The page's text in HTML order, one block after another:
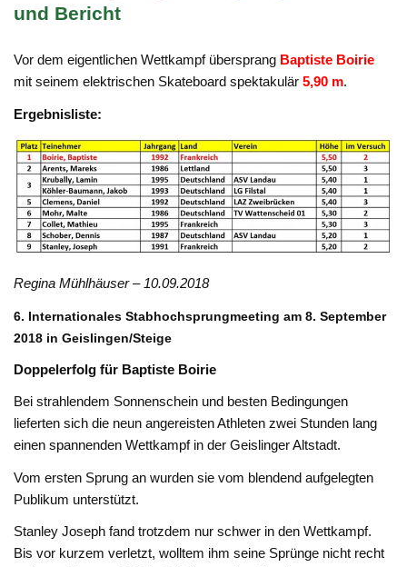
und Bericht
Vor dem eigentlichen Wettkampf übersprang Baptiste Boirie
mit seinem elektrischen Skateboard spektakulär5,90 m.
Ergebnisliste:
Regina Mühlhäuser – 10.09.2018
6. Internationales Stabhochsprungmeeting am 8. September
2018 in Geislingen/Steige
Doppelerfolg für Baptiste Boirie
Bei strahlendem Sonnenschein und besten Bedingungen
lieferten sich die neun angereisten Athleten zwei Stunden lang
einen spannenden Wettkampf in der Geislinger Altstadt.
Vom ersten Sprung an wurden sie vom blendend aufgelegten
Publikum unterstützt.
Stanley Joseph fand trotzdem nur schwer in den Wettkampf.
Bis vor kurzem verletzt, wolltem ihm seine Sprünge nicht recht